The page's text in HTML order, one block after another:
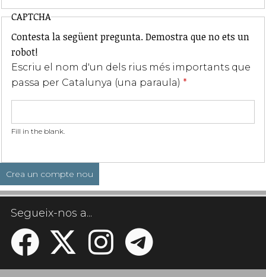
CAPTCHA
Contesta la següent pregunta. Demostra que no ets un
robot!
Escriu el nom d'un dels rius més importants que
passa per Catalunya (una paraula) *
Fill in the blank.
Segueix-nos a...